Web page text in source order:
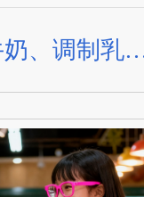
奶、调制乳